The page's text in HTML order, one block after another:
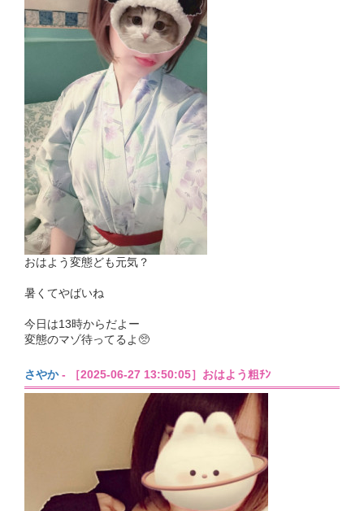
おはよう変態ども元気？
暑くてやばいね
今日は13時からだよー
変態のマゾ待ってるよ🥺
さやか- ［2025-06-27 13:50:05］おはよう粗ﾁﾝ